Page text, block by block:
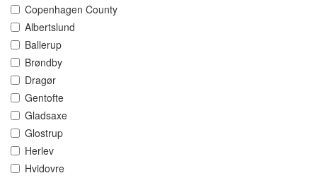
Copenhagen County
Albertslund
Ballerup
Brøndby
Dragør
Gentofte
Gladsaxe
Glostrup
Herlev
Hvidovre